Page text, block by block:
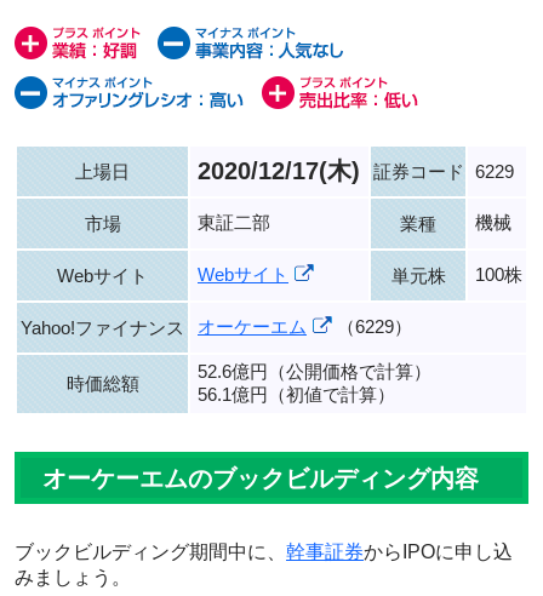
上場日 2020/12/17(木) 証券コード 6229
市場 東証二部 業種 機械
Webサイト Webサイト 単元株 100株
Yahoo!ファイナンス オーケーエム （6229）
時価総額
52.6億円（公開価格で計算）
56.1億円（初値で計算）
オーケーエムのブックビルディング内容
ブックビルディング期間中に、 幹事証券からIPOに申し込
みましょう。